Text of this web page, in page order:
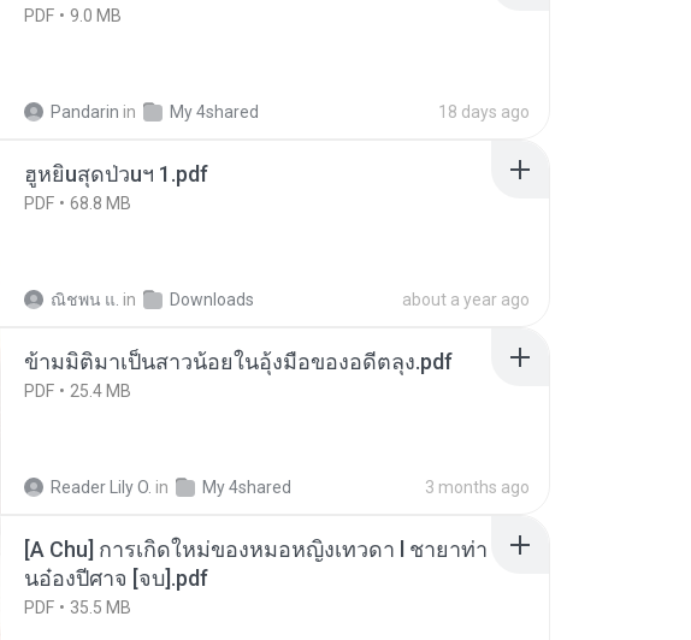
PDF 9.0 MB
Pandarin in My 4shared 18 days ago
ฮูหยิuสุดป่วuฯ 1.pdf
PDF 68.8 MB
ณิชพน แ. in Downloads about a year ago
ข้ามมิติมาเป็นสาวน้อยในอุ้งมือของอดีตลุง.pdf
PDF 25.4 MB
Reader Lily O. in My 4shared 3 months ago
[A Chu] การเกิดใหม่ของหมอหญิงเทวดา l ชายาท่า
นอ๋องปีศาจ [จบ].pdf
PDF 35.5 MB